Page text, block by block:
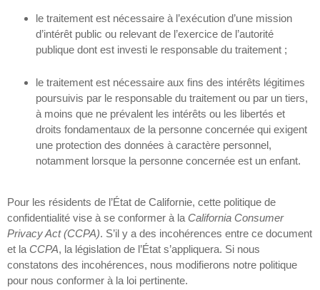
le traitement est nécessaire à l’exécution d’une mission
d’intérêt public ou relevant de l’exercice de l’autorité
publique dont est investi le responsable du traitement ;
le traitement est nécessaire aux fins des intérêts légitimes
poursuivis par le responsable du traitement ou par un tiers,
à moins que ne prévalent les intérêts ou les libertés et
droits fondamentaux de la personne concernée qui exigent
une protection des données à caractère personnel,
notamment lorsque la personne concernée est un enfant.
Pour les résidents de l’État de Californie, cette politique de
confidentialité vise à se conformer à la California Consumer
Privacy Act (CCPA). S’il y a des incohérences entre ce document
et la CCPA, la législation de l’État s’appliquera. Si nous
constatons des incohérences, nous modifierons notre politique
pour nous conformer à la loi pertinente.